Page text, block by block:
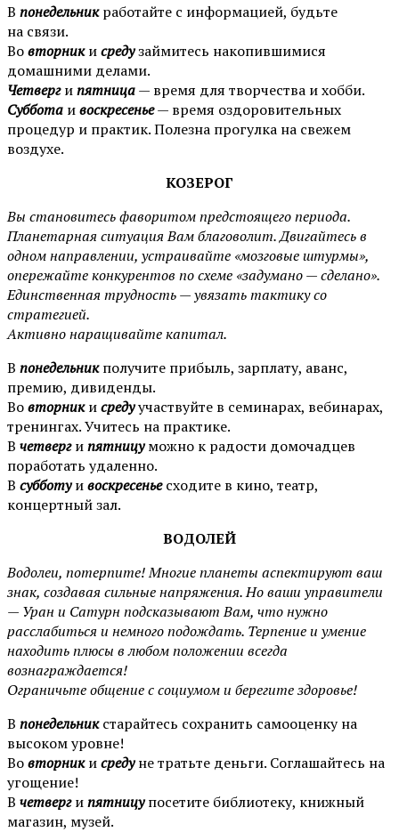
В понедельникработайте с информацией, будьте
на связи.
Вовторникисредузаймитесь накопившимися
домашними делами.
Четвергипятница— время для творчества и хобби.
Суббота ивоскресенье— время оздоровительных
процедур и практик. Полезна прогулка на свежем
воздухе.
КОЗЕРОГ
Вы становитесь фаворитом предстоящего периода.
Планетарная ситуация Вам благоволит. Двигайтесь в
одном направлении, устраивайте «мозговые штурмы»,
опережайте конкурентов по схеме «задумано — сделано».
Единственная трудность — увязать тактику со
стратегией.
Активно наращивайте капитал.
В понедельникполучите прибыль, зарплату, аванс,
премию, дивиденды.
Вовторникисредуучаствуйте в семинарах, вебинарах,
тренингах. Учитесь на практике.
В четвергипятницуможно к радости домочадцев
поработать удаленно.
В субботуивоскресеньесходите в кино, театр,
концертный зал.
ВОДОЛЕЙ
Водолеи, потерпите! Многие планеты аспектируют ваш
знак, создавая сильные напряжения. Но ваши управители
— Уран и Сатурн подсказывают Вам, что нужно
расслабиться и немного подождать. Терпение и умение
находить плюсы в любом положении всегда
вознаграждается!
Ограничьте общение с социумом и берегите здоровье!
В понедельникстарайтесь сохранить самооценку на
высоком уровне!
Вовторникисредуне тратьте деньги. Соглашайтесь на
угощение!
В четвергипятницупосетите библиотеку, книжный
магазин, музей.